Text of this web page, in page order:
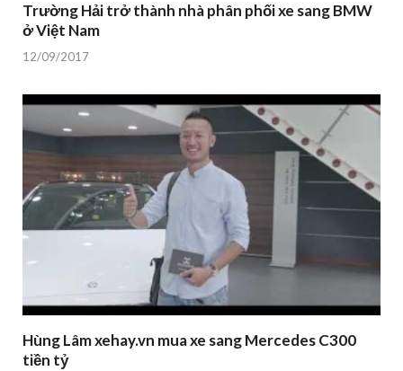
Trường Hải trở thành nhà phân phối xe sang BMW
ở Việt Nam
12/09/2017
Hùng Lâm xehay.vn mua xe sang Mercedes C300
tiền tỷ